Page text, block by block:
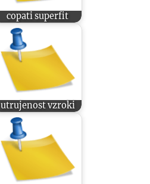
copati superfit
utrujenost vzroki